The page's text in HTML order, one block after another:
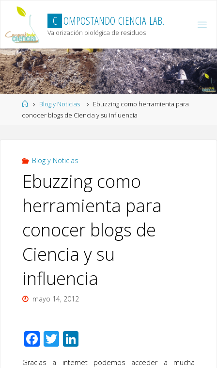
content
C OMPOSTANDO CIENCIA LAB.
Valorización biológica de residuos
HomeBlog y Noticias
Ebuzzing como herramienta para
conocer blogs de Ciencia y su influencia
Blog y Noticias
Ebuzzing como
herramienta para
conocer blogs de
Ciencia y su
influencia
mayo 14, 2012
F T
wi
Li
Gracias a internet podemos acceder a mucha